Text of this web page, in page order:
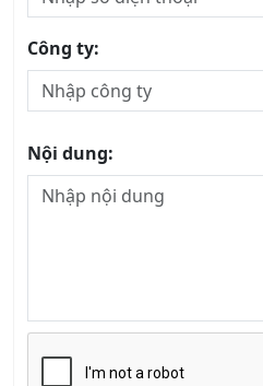
Công ty:
Nội dung: